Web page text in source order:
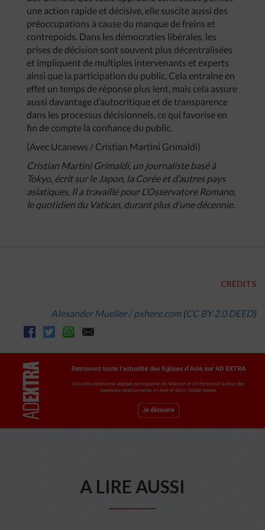
une action rapide et décisive, elle suscite aussi des
préoccupations à cause du manque de freins et
contrepoids. Dans les démocraties libérales, les
prises de décision sont souvent plus décentralisées
et impliquent de multiples intervenants et experts
ainsi que la participation du public. Cela entraîne en
effet un temps de réponse plus lent, mais cela assure
aussi davantage d’autocritique et de transparence
dans les processus décisionnels, ce qui favorise en
fin de compte la confiance du public.
(Avec Ucanews / Cristian Martini Grimaldi)
Cristian Martini Grimaldi, un journaliste basé à
Tokyo, écrit sur le Japon, la Corée et d’autres pays
asiatiques. Il a travaillé pour L’Osservatore Romano,
le quotidien du Vatican, durant plus d’une décennie.
CRÉDITS
Alexander Mueller / pxhere.com(CC BY 2.0 DEED)
A LIRE AUSSI